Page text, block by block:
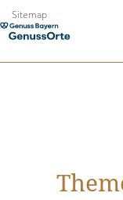
Zum
Inhalt
Sitemap